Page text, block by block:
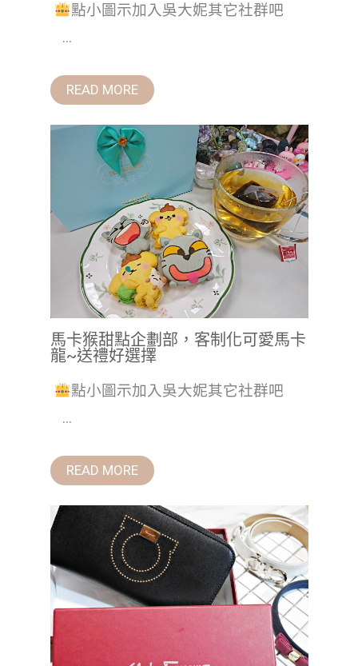
點小圖示加入吳大妮其它社群吧
...
READ MORE
馬卡猴甜點企劃部，客制化可愛馬卡
龍~送禮好選擇
點小圖示加入吳大妮其它社群吧
...
READ MORE